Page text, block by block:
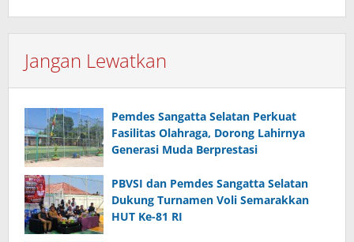
Jangan Lewatkan
Pemdes Sangatta Selatan Perkuat
Fasilitas Olahraga, Dorong Lahirnya
Generasi Muda Berprestasi
PBVSI dan Pemdes Sangatta Selatan
Dukung Turnamen Voli Semarakkan
HUT Ke-81 RI